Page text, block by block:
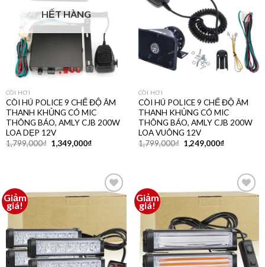
HẾT HÀNG
CÒI HƠI
CÒI HÚ POLICE 9 CHẾ ĐỘ ÂM
THANH KHỦNG CÓ MIC
THÔNG BÁO, AMLY CJB 200W
LOA DẸP 12V
1,799,000₫ 1,349,000₫
CÒI HƠI
CÒI HÚ POLICE 9 CHẾ ĐỘ ÂM
THANH KHỦNG CÓ MIC
THÔNG BÁO, AMLY CJB 200W
LOA VUÔNG 12V
1,799,000₫ 1,249,000₫
Giảm
giá!
Giảm
giá!
thích